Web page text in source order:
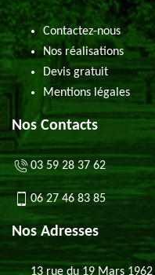
Contactez-nous
Nos réalisations
Devis gratuit
Mentions légales
Nos Contacts
03 59 28 37 62
06 27 46 83 85
Nos Adresses
13 rue du 19 Mars 1962